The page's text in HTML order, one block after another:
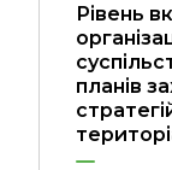
Рівень
планів